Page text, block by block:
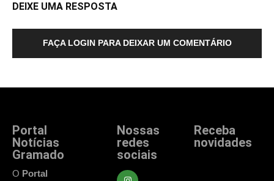
DEIXE UMA RESPOSTA
FAÇA LOGIN PARA DEIXAR UM COMENTÁRIO
Portal
Notícias
Gramado
O Portal
Nossas
redes
sociais
Receba
novidades